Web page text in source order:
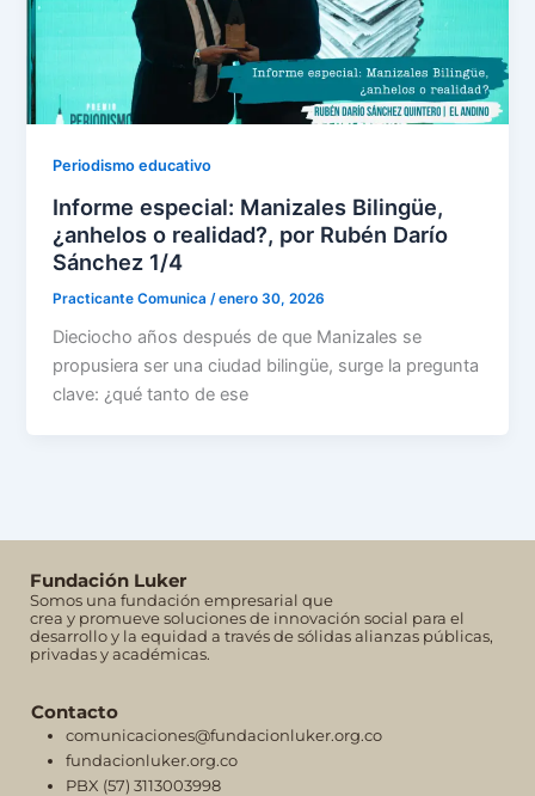
Periodismo educativo
Informe especial: Manizales Bilingüe,
¿anhelos o realidad?, por Rubén Darío
Sánchez 1/4
Practicante Comunica /enero 30, 2026
Dieciocho años después de que Manizales se
propusiera ser una ciudad bilingüe, surge la pregunta
clave: ¿qué tanto de ese
Fundación Luker
Somos una fundación empresarial que
crea y promueve soluciones de innovación social para el
desarrollo y la equidad a través de sólidas alianzas públicas,
privadas y académicas.
Contacto
comunicaciones@fundacionluker.org.co
fundacionluker.org.co
PBX (57) 3113003998